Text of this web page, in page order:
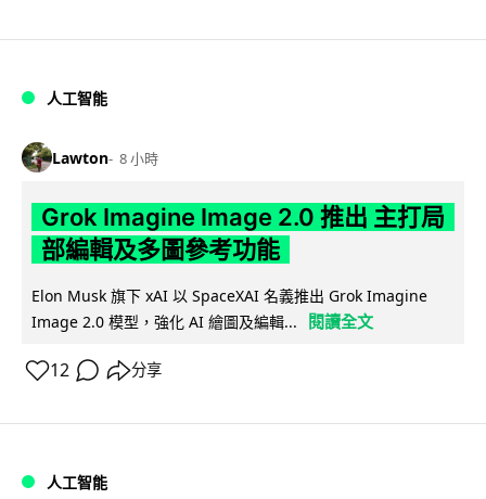
人工智能
Lawton 8 小時
Grok Imagine Image 2.0 推出 主打局
部編輯及多圖參考功能
Elon Musk 旗下 xAI 以 SpaceXAI 名義推出 Grok Imagine
Image 2.0 模型，強化 AI 繪圖及編輯...
閱讀全文
12 分享
人工智能